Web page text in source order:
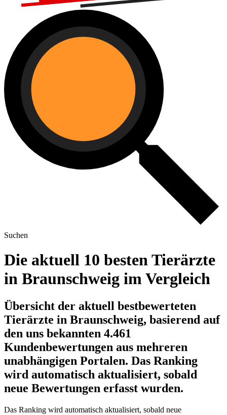
Suchen
Die aktuell 10 besten Tierärzte
in Braunschweig im Vergleich
Übersicht der aktuell bestbewerteten
Tierärzte in Braunschweig, basierend auf
den uns bekannten 4.461
Kundenbewertungen aus mehreren
unabhängigen Portalen. Das Ranking
wird automatisch aktualisiert, sobald
neue Bewertungen erfasst wurden.
Das Ranking wird automatisch aktualisiert, sobald neue